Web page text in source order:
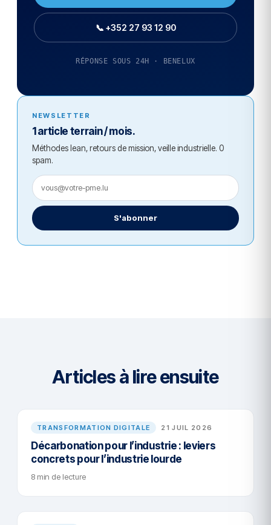
📞 +352 27 93 12 90
RÉPONSE SOUS 24H · BENELUX
NEWSLETTER
1 article terrain / mois.
Méthodes lean, retours de mission, veille industrielle. 0
spam.
S'abonner
Articles à lire ensuite
TRANSFORMATION DIGITALE 21 JUIL 2026
Décarbonation pour l’industrie : leviers
concrets pour l’industrie lourde
8 min de lecture